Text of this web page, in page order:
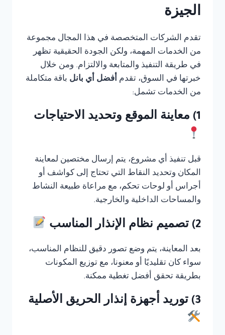
الجيزة
تقدم الشركات المتخصصة في هذا المجال مجموعة
من الخدمات المهمة، ولكن الجودة الحقيقية تظهر
في طريقة التنفيذ والمتابعة والالتزام. ومن خلال
خبرتها في السوق، تقدم أفضل أي بانل باقة متكاملة
من الخدمات تشمل:
1) معاينة الموقع وتحديد الاحتياجات
قبل تنفيذ أي مشروع، يتم إرسال مختصين لمعاينة
المكان وتحديد النقاط التي تحتاج إلى كواشف أو
أجراس أو لوحات تحكم، مع مراعاة طبيعة النشاط
والمساحات الداخلية والخارجية.
2) تصميم نظام الإنذار المناسب
بعد المعاينة، يتم وضع تصور دقيق للنظام المناسب،
سواء كان تقليديًا أو معنونا، مع توزيع المكونات
بطريقة تحقق أفضل تغطية ممكنة.
3) توريد أجهزة إنذار الحريق الأصلية